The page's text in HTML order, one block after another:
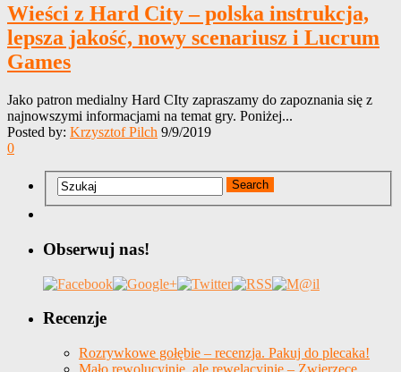
Wieści z Hard City – polska instrukcja,
lepsza jakość, nowy scenariusz i Lucrum
Games
Jako patron medialny Hard CIty zapraszamy do zapoznania się z
najnowszymi informacjami na temat gry. Poniżej...
Posted by: Krzysztof Pilch 9/9/2019
0
Obserwuj nas!
Recenzje
Rozrywkowe gołębie – recenzja. Pakuj do plecaka!
Mało rewolucyjnie, ale rewelacyjnie – Zwierzęce